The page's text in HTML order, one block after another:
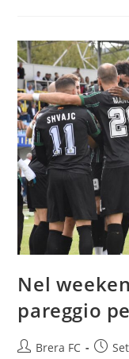
Nel
pareggio
Brera FC